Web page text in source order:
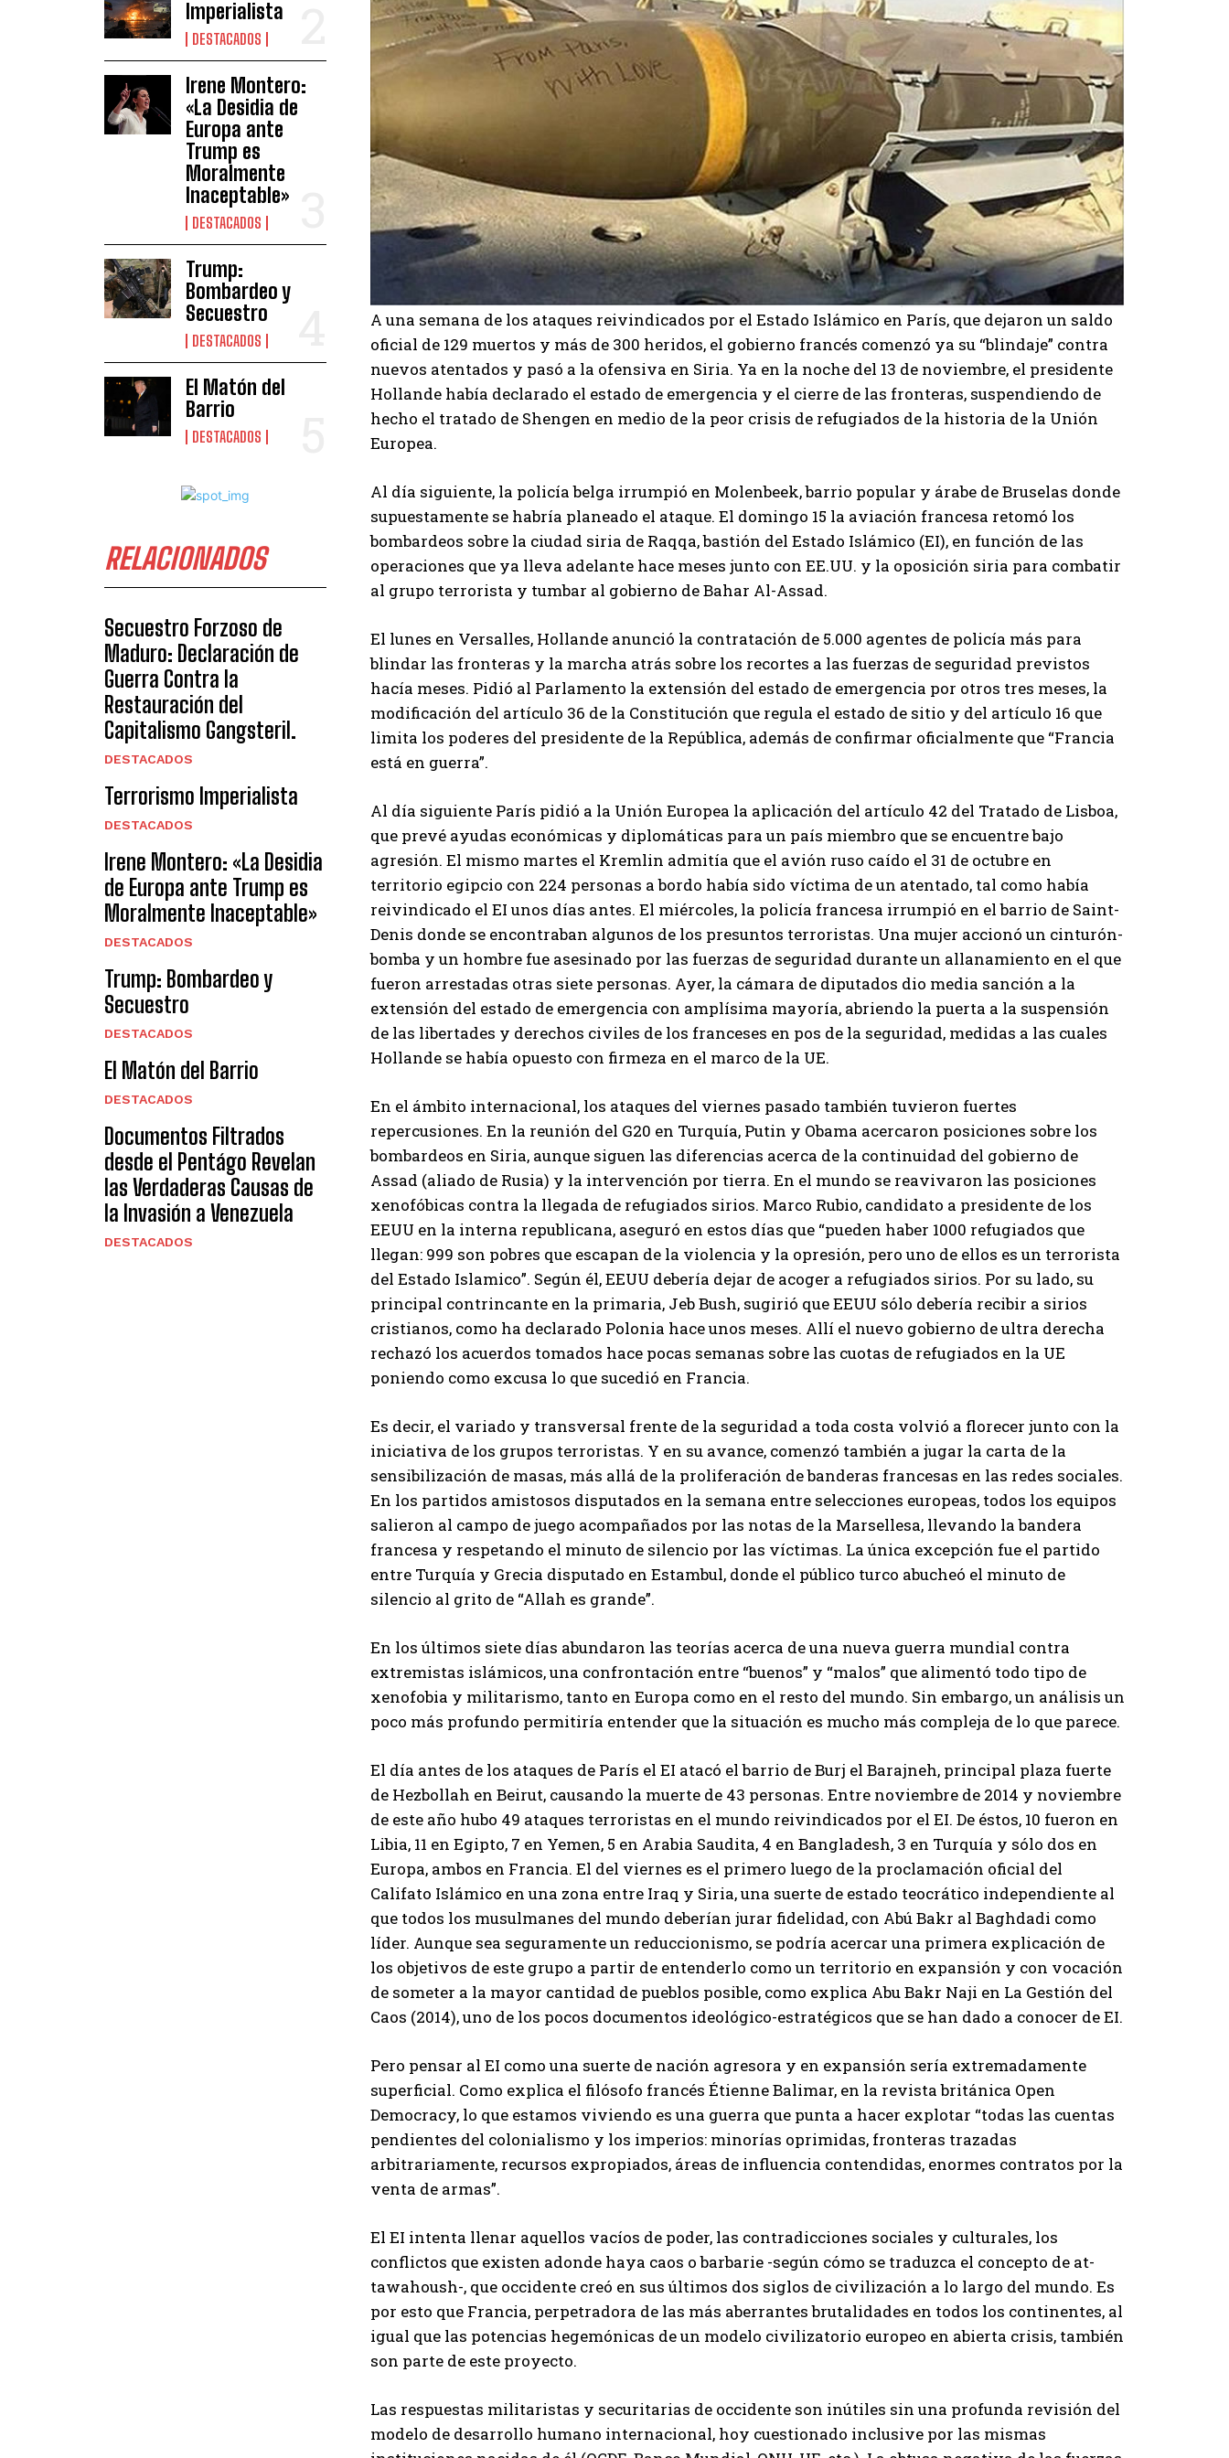
Imperialista
DESTACADOS
Irene Montero:
«La Desidia de
Europa ante
Trump es
Moralmente
Inaceptable»
DESTACADOS
Trump:
Bombardeo y
Secuestro
DESTACADOS
El Matón del
Barrio
DESTACADOS
RELACIONADOS
Secuestro Forzoso de
Maduro: Declaración de
Guerra Contra la
Restauración del
Capitalismo Gangsteril.
DESTACADOS
Terrorismo Imperialista
DESTACADOS
Irene Montero: «La Desidia
de Europa ante Trump es
Moralmente Inaceptable»
DESTACADOS
Trump: Bombardeo y
Secuestro
DESTACADOS
El Matón del Barrio
DESTACADOS
Documentos Filtrados
desde el Pentágo Revelan
las Verdaderas Causas de
la Invasión a Venezuela
DESTACADOS
A una semana de los ataques reivindicados por el Estado Islámico en París, que dejaron un saldo
oficial de 129 muertos y más de 300 heridos, el gobierno francés comenzó ya su “blindaje” contra
nuevos atentados y pasó a la ofensiva en Siria. Ya en la noche del 13 de noviembre, el presidente
Hollande había declarado el estado de emergencia y el cierre de las fronteras, suspendiendo de
hecho el tratado de Shengen en medio de la peor crisis de refugiados de la historia de la Unión
Europea.
Al día siguiente, la policía belga irrumpió en Molenbeek, barrio popular y árabe de Bruselas donde
supuestamente se habría planeado el ataque. El domingo 15 la aviación francesa retomó los
bombardeos sobre la ciudad siria de Raqqa, bastión del Estado Islámico (EI), en función de las
operaciones que ya lleva adelante hace meses junto con EE.UU. y la oposición siria para combatir
al grupo terrorista y tumbar al gobierno de Bahar Al-Assad.
El lunes en Versalles, Hollande anunció la contratación de 5.000 agentes de policía más para
blindar las fronteras y la marcha atrás sobre los recortes a las fuerzas de seguridad previstos
hacía meses. Pidió al Parlamento la extensión del estado de emergencia por otros tres meses, la
modificación del artículo 36 de la Constitución que regula el estado de sitio y del artículo 16 que
limita los poderes del presidente de la República, además de confirmar oficialmente que “Francia
está en guerra”.
Al día siguiente París pidió a la Unión Europea la aplicación del artículo 42 del Tratado de Lisboa,
que prevé ayudas económicas y diplomáticas para un país miembro que se encuentre bajo
agresión. El mismo martes el Kremlin admitía que el avión ruso caído el 31 de octubre en
territorio egipcio con 224 personas a bordo había sido víctima de un atentado, tal como había
reivindicado el EI unos días antes. El miércoles, la policía francesa irrumpió en el barrio de Saint-
Denis donde se encontraban algunos de los presuntos terroristas. Una mujer accionó un cinturón-
bomba y un hombre fue asesinado por las fuerzas de seguridad durante un allanamiento en el que
fueron arrestadas otras siete personas. Ayer, la cámara de diputados dio media sanción a la
extensión del estado de emergencia con amplísima mayoría, abriendo la puerta a la suspensión
de las libertades y derechos civiles de los franceses en pos de la seguridad, medidas a las cuales
Hollande se había opuesto con firmeza en el marco de la UE.
En el ámbito internacional, los ataques del viernes pasado también tuvieron fuertes
repercusiones. En la reunión del G20 en Turquía, Putin y Obama acercaron posiciones sobre los
bombardeos en Siria, aunque siguen las diferencias acerca de la continuidad del gobierno de
Assad (aliado de Rusia) y la intervención por tierra. En el mundo se reavivaron las posiciones
xenofóbicas contra la llegada de refugiados sirios. Marco Rubio, candidato a presidente de los
EEUU en la interna republicana, aseguró en estos días que “pueden haber 1000 refugiados que
llegan: 999 son pobres que escapan de la violencia y la opresión, pero uno de ellos es un terrorista
del Estado Islamico”. Según él, EEUU debería dejar de acoger a refugiados sirios. Por su lado, su
principal contrincante en la primaria, Jeb Bush, sugirió que EEUU sólo debería recibir a sirios
cristianos, como ha declarado Polonia hace unos meses. Allí el nuevo gobierno de ultra derecha
rechazó los acuerdos tomados hace pocas semanas sobre las cuotas de refugiados en la UE
poniendo como excusa lo que sucedió en Francia.
Es decir, el variado y transversal frente de la seguridad a toda costa volvió a florecer junto con la
iniciativa de los grupos terroristas. Y en su avance, comenzó también a jugar la carta de la
sensibilización de masas, más allá de la proliferación de banderas francesas en las redes sociales.
En los partidos amistosos disputados en la semana entre selecciones europeas, todos los equipos
salieron al campo de juego acompañados por las notas de la Marsellesa, llevando la bandera
francesa y respetando el minuto de silencio por las víctimas. La única excepción fue el partido
entre Turquía y Grecia disputado en Estambul, donde el público turco abucheó el minuto de
silencio al grito de “Allah es grande”.
En los últimos siete días abundaron las teorías acerca de una nueva guerra mundial contra
extremistas islámicos, una confrontación entre “buenos” y “malos” que alimentó todo tipo de
xenofobia y militarismo, tanto en Europa como en el resto del mundo. Sin embargo, un análisis un
poco más profundo permitiría entender que la situación es mucho más compleja de lo que parece.
El día antes de los ataques de París el EI atacó el barrio de Burj el Barajneh, principal plaza fuerte
de Hezbollah en Beirut, causando la muerte de 43 personas. Entre noviembre de 2014 y noviembre
de este año hubo 49 ataques terroristas en el mundo reivindicados por el EI. De éstos, 10 fueron en
Libia, 11 en Egipto, 7 en Yemen, 5 en Arabia Saudita, 4 en Bangladesh, 3 en Turquía y sólo dos en
Europa, ambos en Francia. El del viernes es el primero luego de la proclamación oficial del
Califato Islámico en una zona entre Iraq y Siria, una suerte de estado teocrático independiente al
que todos los musulmanes del mundo deberían jurar fidelidad, con Abú Bakr al Baghdadi como
líder. Aunque sea seguramente un reduccionismo, se podría acercar una primera explicación de
los objetivos de este grupo a partir de entenderlo como un territorio en expansión y con vocación
de someter a la mayor cantidad de pueblos posible, como explica Abu Bakr Naji en La Gestión del
Caos (2014), uno de los pocos documentos ideológico-estratégicos que se han dado a conocer de EI.
Pero pensar al EI como una suerte de nación agresora y en expansión sería extremadamente
superficial. Como explica el filósofo francés Étienne Balimar, en la revista británica Open
Democracy, lo que estamos viviendo es una guerra que punta a hacer explotar “todas las cuentas
pendientes del colonialismo y los imperios: minorías oprimidas, fronteras trazadas
arbitrariamente, recursos expropiados, áreas de influencia contendidas, enormes contratos por la
venta de armas”.
El EI intenta llenar aquellos vacíos de poder, las contradicciones sociales y culturales, los
conflictos que existen adonde haya caos o barbarie -según cómo se traduzca el concepto de at-
tawahoush-, que occidente creó en sus últimos dos siglos de civilización a lo largo del mundo. Es
por esto que Francia, perpetradora de las más aberrantes brutalidades en todos los continentes, al
igual que las potencias hegemónicas de un modelo civilizatorio europeo en abierta crisis, también
son parte de este proyecto.
Las respuestas militaristas y securitarias de occidente son inútiles sin una profunda revisión del
modelo de desarrollo humano internacional, hoy cuestionado inclusive por las mismas